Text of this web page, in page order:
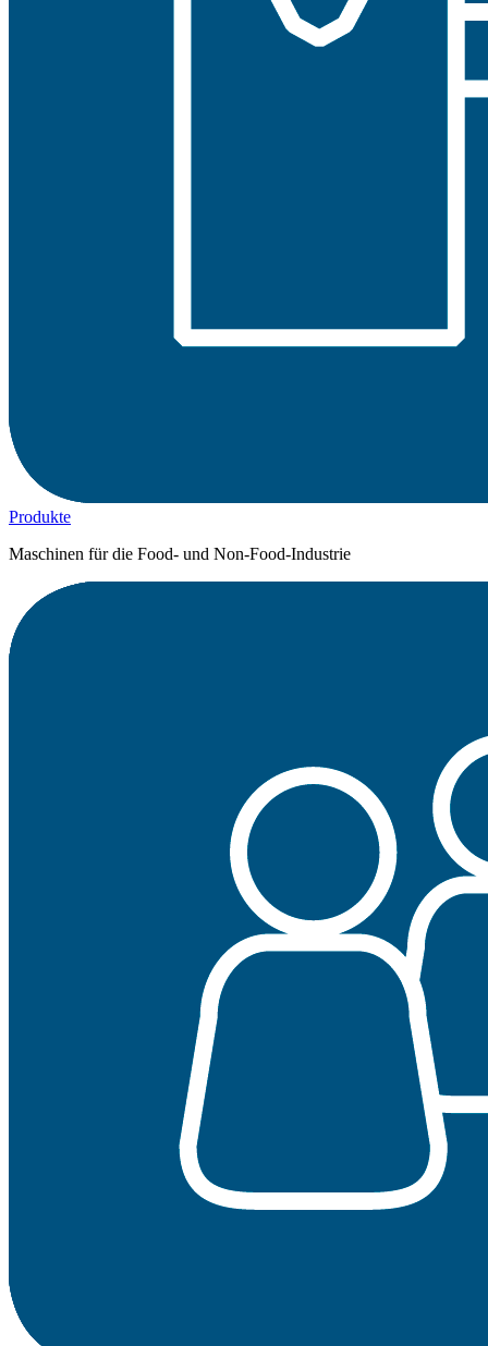
Produkte
Maschinen für die Food- und Non-Food-Industrie